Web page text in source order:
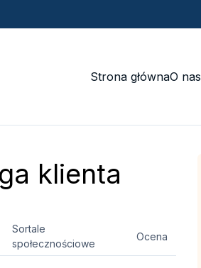
Strona głównaO nas
klienta
Sortale
społecznościowe
Ocena